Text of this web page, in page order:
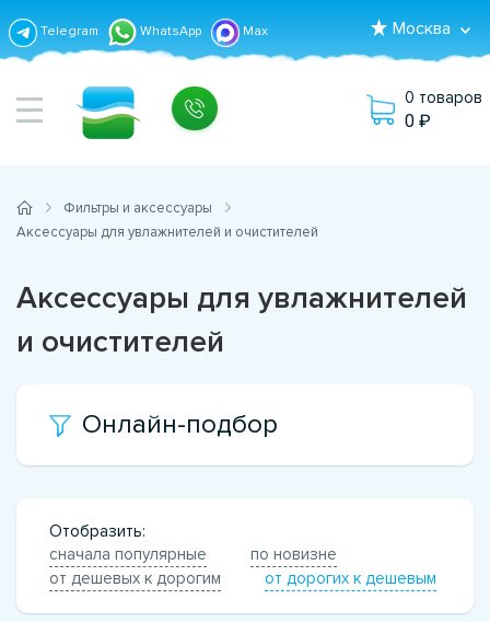
Telegram WhatsApp Max Москва
0 товаров
0
Фильтры и аксессуары
Аксессуары для увлажнителей и очистителей
Аксессуары для увлажнителей
и очистителей
Онлайн-подбор
Отобразить:
сначала популярные
по новизне
от дешевых к дорогим
от дорогих к дешевым